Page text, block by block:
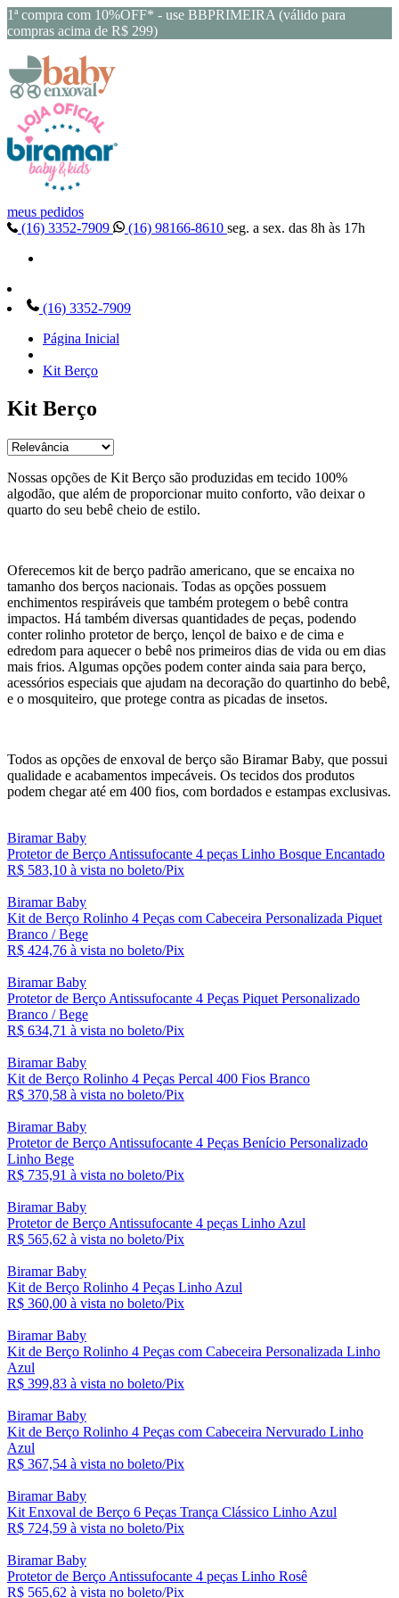
1ª compra com 10%OFF* - use BBPRIMEIRA (válido para
compras acima de R$ 299)
meus pedidos
(16) 3352-7909
(16) 98166-8610 seg. a sex. das 8h às 17h
(16) 3352-7909
Página Inicial
Kit Berço
Kit Berço
Nossas opções de Kit Berço são produzidas em tecido 100%
algodão, que além de proporcionar muito conforto, vão deixar o
quarto do seu bebê cheio de estilo.
Oferecemos kit de berço padrão americano, que se encaixa no
tamanho dos berços nacionais. Todas as opções possuem
enchimentos respiráveis que também protegem o bebê contra
impactos. Há também diversas quantidades de peças, podendo
conter rolinho protetor de berço, lençol de baixo e de cima e
edredom para aquecer o bebê nos primeiros dias de vida ou em dias
mais frios. Algumas opções podem conter ainda saia para berço,
acessórios especiais que ajudam na decoração do quartinho do bebê,
e o mosquiteiro, que protege contra as picadas de insetos.
Todos as opções de enxoval de berço são Biramar Baby, que possui
qualidade e acabamentos impecáveis. Os tecidos dos produtos
podem chegar até em 400 fios, com bordados e estampas exclusivas.
Biramar Baby
Protetor de Berço Antissufocante 4 peças Linho Bosque Encantado
R$ 583,10 à vista no boleto/Pix
Biramar Baby
Kit de Berço Rolinho 4 Peças com Cabeceira Personalizada Piquet
Branco / Bege
R$ 424,76 à vista no boleto/Pix
Biramar Baby
Protetor de Berço Antissufocante 4 Peças Piquet Personalizado
Branco / Bege
R$ 634,71 à vista no boleto/Pix
Biramar Baby
Kit de Berço Rolinho 4 Peças Percal 400 Fios Branco
R$ 370,58 à vista no boleto/Pix
Biramar Baby
Protetor de Berço Antissufocante 4 Peças Benício Personalizado
Linho Bege
R$ 735,91 à vista no boleto/Pix
Biramar Baby
Protetor de Berço Antissufocante 4 peças Linho Azul
R$ 565,62 à vista no boleto/Pix
Biramar Baby
Kit de Berço Rolinho 4 Peças Linho Azul
R$ 360,00 à vista no boleto/Pix
Biramar Baby
Kit de Berço Rolinho 4 Peças com Cabeceira Personalizada Linho
Azul
R$ 399,83 à vista no boleto/Pix
Biramar Baby
Kit de Berço Rolinho 4 Peças com Cabeceira Nervurado Linho
Azul
R$ 367,54 à vista no boleto/Pix
Biramar Baby
Kit Enxoval de Berço 6 Peças Trança Clássico Linho Azul
R$ 724,59 à vista no boleto/Pix
Biramar Baby
Protetor de Berço Antissufocante 4 peças Linho Rosê
R$ 565,62 à vista no boleto/Pix